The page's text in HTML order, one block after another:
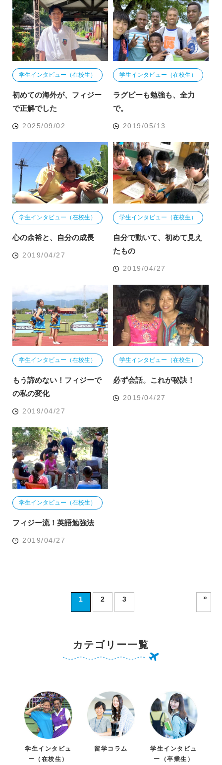
学生インタビュー（在校生）
初めての海外が、フィジー
で正解でした
2025/09/02
学生インタビュー（在校生）
ラグビーも勉強も、全力
で。
2019/05/13
学生インタビュー（在校生）
心の余裕と、自分の成長
2019/04/27
学生インタビュー（在校生）
自分で動いて、初めて見え
たもの
2019/04/27
学生インタビュー（在校生）
もう諦めない！フィジーで
の私の変化
2019/04/27
学生インタビュー（在校生）
必ず会話。これが秘訣！
2019/04/27
学生インタビュー（在校生）
フィジー流！英語勉強法
2019/04/27
1 2 3 »
カテゴリー一覧
学生インタビュ
ー（在校生）
留学コラム
学生インタビュ
ー（卒業生）